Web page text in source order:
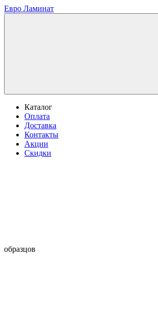
Евро Ламинат
Каталог
Оплата
Доставка
Контакты
Акции
Скидки
образцов